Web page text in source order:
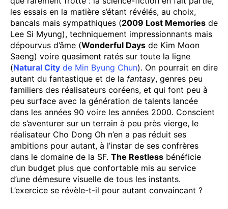
les essais en la matière s’étant révélés, au choix,
bancals mais sympathiques (2009 Lost Memories de
Lee Si Myung), techniquement impressionnants mais
dépourvus d’âme (Wonderful Days de Kim Moon
Saeng) voire quasiment ratés sur toute la ligne
(Natural City de Min Byung Chun). On pourrait en dire
autant du fantastique et de la fantasy, genres peu
familiers des réalisateurs coréens, et qui font peu à
peu surface avec la génération de talents lancée
dans les années 90 voire les années 2000. Conscient
de s’aventurer sur un terrain à peu près vierge, le
réalisateur Cho Dong Oh n’en a pas réduit ses
ambitions pour autant, à l’instar de ses confrères
dans le domaine de la SF. The Restless bénéficie
d’un budget plus que confortable mis au service
d’une démesure visuelle de tous les instants.
L’exercice se révèle-t-il pour autant convaincant ?